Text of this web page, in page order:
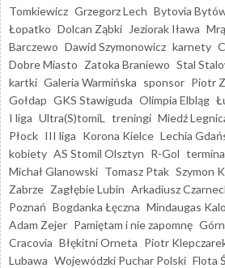
Tomkiewicz Grzegorz Lech Bytovia
Łopatko Dolcan Ząbki Jeziorak Iława
Barczewo Dawid Szymonowicz karnety
Dobre Miasto Zatoka Braniewo Stal
kartki Galeria Warmińska sponsor Piotr
Gołdap GKS Stawiguda Olimpia Elbląg
I liga Ultra(S)tomiL treningi Miedź
Płock III liga Korona Kielce Lechia
kobiety AS Stomil Olsztyn R-Gol
Michał Glanowski Tomasz Ptak Szymon
Zabrze Zagłębie Lubin Arkadiusz
Poznań Bogdanka Łęczna Mindaugas
Adam Zejer Pamiętam i nie zapomnę
Cracovia Błękitni Orneta Piotr
Lubawa Wojewódzki Puchar Polski Flota